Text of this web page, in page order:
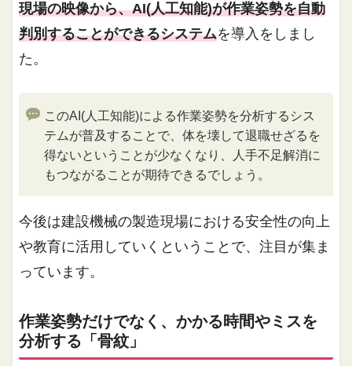
現場の映像から、AI(人工知能)が作業姿勢を自動
判別することができるシステムを導入をしまし
た。
このAI(人工知能)による作業姿勢を分析するシス
テムが普及することで、体を壊して退職せざるを
得ないということが少なくなり、人手不足解消に
もつながることが期待できるでしょう。
今後は建設機械の製造現場における安全性の向上
や教育に活用していくということで、注目が集ま
っています。
作業姿勢だけでなく、かかる時間やミスを
分析する「骨紋」